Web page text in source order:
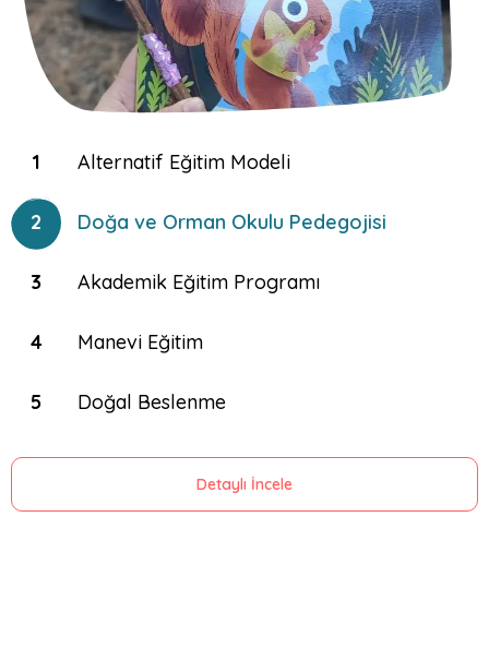
1 Alternatif Eğitim Modeli
2 Doğa ve Orman Okulu Pedegojisi
3 Akademik Eğitim Programı
4 Manevi Eğitim
5 Doğal Beslenme
Detaylı İncele